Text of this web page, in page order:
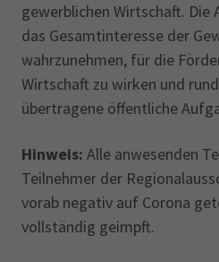
gewerblichen Wirtschaft. Die
das Gesamtinteresse der
wahrzunehmen, für die
Wirtschaft zu wirken und
übertragene öffentliche
Hinweis: Alle anwesenden
Teilnehmer der
vorab negativ auf Corona
vollständig geimpft.